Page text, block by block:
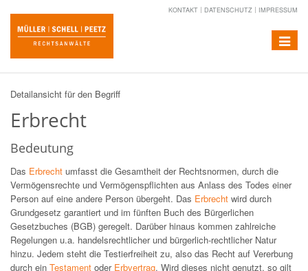
KONTAKT DATENSCHUTZ IMPRESSUM
Toggle
Detailansicht für den Begriff
Erbrecht
Bedeutung
Das Erbrecht umfasst die Gesamtheit der Rechtsnormen, durch die
Vermögensrechte und Vermögenspflichten aus Anlass des Todes einer
Person auf eine andere Person übergeht. Das Erbrecht wird durch
Grundgesetz garantiert und im fünften Buch des Bürgerlichen
Gesetzbuches (BGB) geregelt. Darüber hinaus kommen zahlreiche
Regelungen u.a. handelsrechtlicher und bürgerlich-rechtlicher Natur
hinzu. Jedem steht die Testierfreiheit zu, also das Recht auf Vererbung
durch ein Testament oder Erbvertrag. Wird dieses nicht genutzt, so gilt